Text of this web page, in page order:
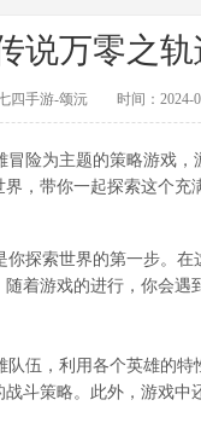
说万零之
四手游-颂沅 时间：2024-
险为主题的策略游戏，
，带你一起探索这个充
探索世界的第一步。在
着游戏的进行，你会
伍，利用各个英雄的特
斗策略。此外，游戏